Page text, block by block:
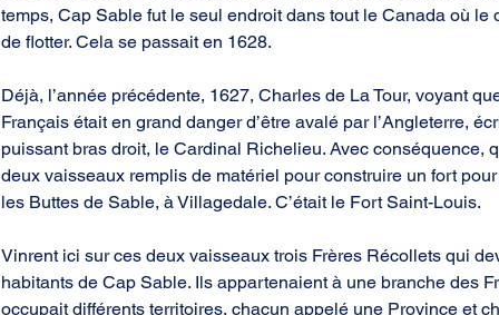
temps, Cap Sable fut le seul endroit dans tout le Canada où
de flotter. Cela se passait en 1628.
Déjà, l’année précédente, 1627, Charles de La Tour, voyant
Français était en grand danger d’être avalé par l’Angleterre,
puissant bras droit, le Cardinal Richelieu. Avec conséquence,
deux vaisseaux remplis de matériel pour construire un fort
les Buttes de Sable, à Villagedale. C’était le Fort Saint-Louis.
Vinrent ici sur ces deux vaisseaux trois Frères Récollets qui
habitants de Cap Sable. Ils appartenaient à une branche des
occupait différents territoires, chacun appelé une Province et